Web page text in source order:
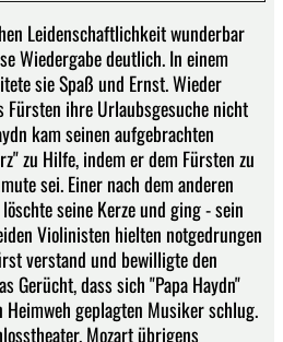
Leidenschaftlichkeit wunderbar
Wiedergabe deutlich. In einem
sie Spaß und Ernst. Wieder
Fürsten ihre Urlaubsgesuche nicht
kam seinen aufgebrachten
zu Hilfe, indem er dem Fürsten zu
sei. Einer nach dem anderen
seine Kerze und ging - sein
Violinisten hielten notgedrungen
verstand und bewilligte den
Gerücht, dass sich "Papa Haydn"
geplagten Musiker schlug.
Mozart übrigens